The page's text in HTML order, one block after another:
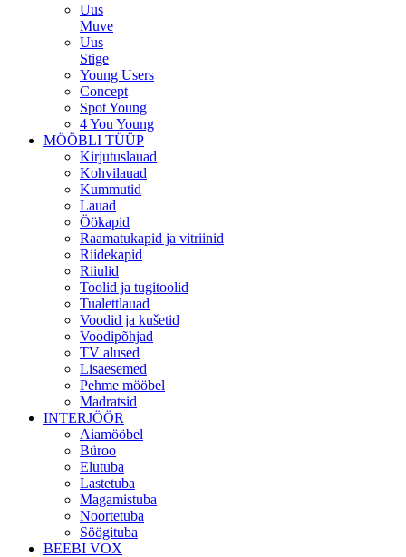
Uus
Muve
Uus
Stige
Young Users
Concept
Spot Young
4 You Young
MÖÖBLI TÜÜP
Kirjutuslauad
Kohvilauad
Kummutid
Lauad
Öökapid
Raamatukapid ja vitriinid
Riidekapid
Riiulid
Toolid ja tugitoolid
Tualettlauad
Voodid ja kušetid
Voodipõhjad
TV alused
Lisaesemed
Pehme mööbel
Madratsid
INTERJÖÖR
Aiamööbel
Büroo
Elutuba
Lastetuba
Magamistuba
Noortetuba
Söögituba
BEEBI VOX